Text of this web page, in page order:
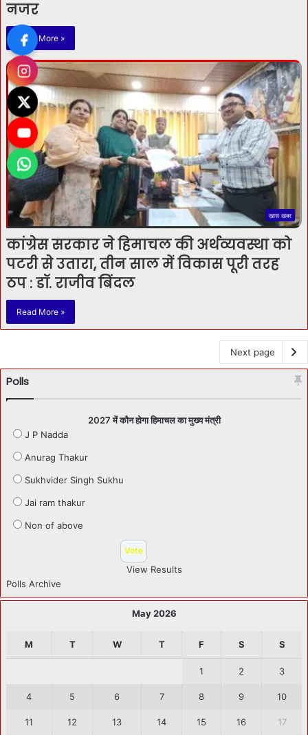
नजर
Read More »
खास खबर
कांग्रेस सरकार ने हिमाचल की अर्थव्यवस्था को
पटरी से उतारा, तीन साल में विकास पूरी तरह
ठप : डॉ. राजीव बिंदल
Read More »
Next page
Polls
2027 में कौन होगा हिमाचल का मुख्य मंत्री
J P Nadda
Anurag Thakur
Sukhvider Singh Sukhu
Jai ram thakur
Non of above
View Results
Polls Archive
May 2026
M T W T F S S
1 2 3
4 5 6 7 8 9 10
11 12 13 14 15 16 17